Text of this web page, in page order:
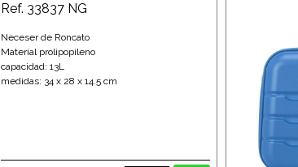
Ref. 33837 NG
Neceser de Roncato
Material prolipopileno
capacidad: 13L
medidas: 34 x 28 x 14.5 cm